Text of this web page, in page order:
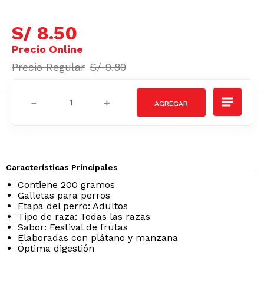
S/ 8 50
Contiene 200 gramos
Galletas para perros
Etapa del perro: Adultos
Tipo de raza: Todas las razas
Sabor: Festival de frutas
Elaboradas con plátano y manzana
Óptima digestión